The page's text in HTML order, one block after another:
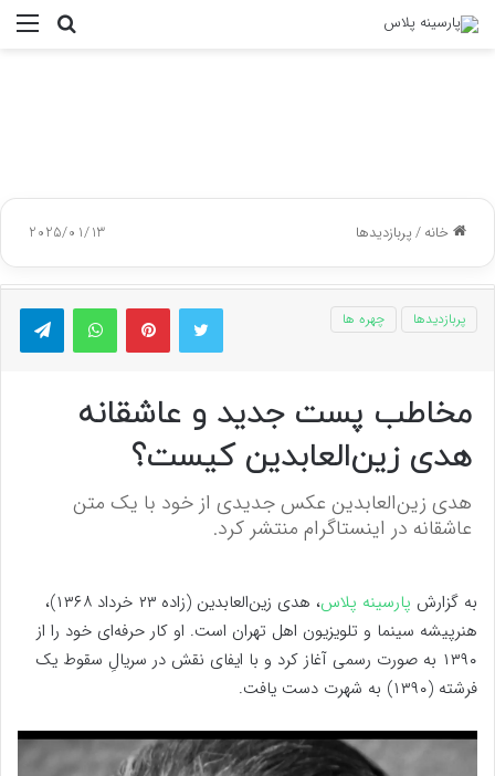
جستجو
خانه/پربازدیدها 2025/01/13
توییتر پینتریستواتس آپ
پربازدیدها چهره ها
مخاطب پست جدید و عاشقانه
هدی زین‌العابدین کیست؟
هدی زین‌العابدین عکس جدیدی از خود با یک متن
عاشقانه در اینستاگرام منتشر کرد.
به گزارش پارسینه پلاس
، هدی زین‌العابدین (زاده ۲۳ خرداد ۱۳۶۸)،
هنرپیشه سینما و تلویزیون اهل تهران است. او کار حرفه‌ای خود را از
۱۳۹۰ به صورت رسمی آغاز کرد و با ایفای نقش در سریالِ سقوط یک
فرشته (۱۳۹۰) به شهرت دست یافت.